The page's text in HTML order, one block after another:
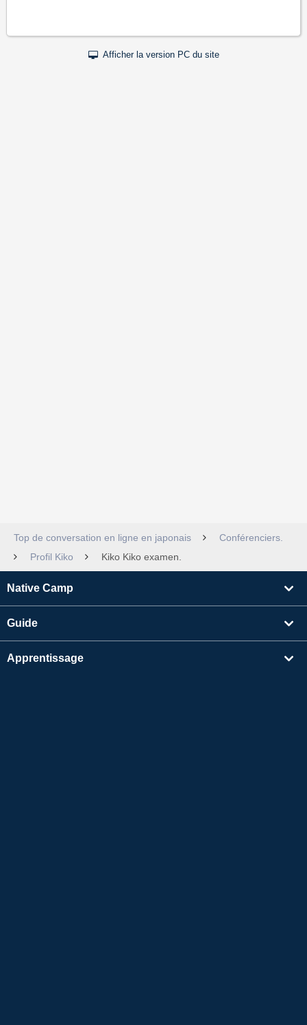
Afficher la version PC du site
Top de conversation en ligne en japonais
Conférenciers.
Profil Kiko
Kiko Kiko examen.
Native Camp
Guide
Apprentissage